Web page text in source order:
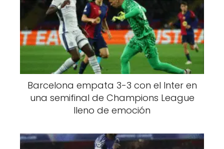
Barcelona empata 3-3 con el Inter en
una semifinal de Champions League
lleno de emoción